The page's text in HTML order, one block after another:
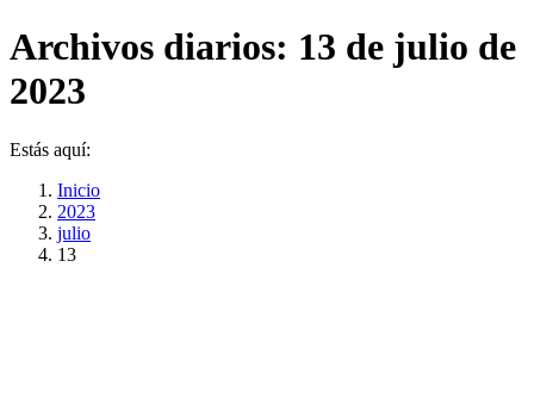
Archivos diarios: 13 de julio de
2023
Estás aquí:
Inicio
2023
julio
13